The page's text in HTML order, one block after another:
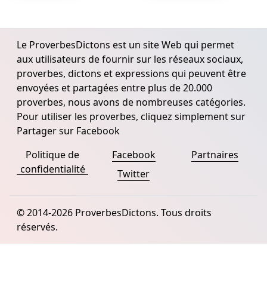
Le ProverbesDictons est un site Web qui permet
aux utilisateurs de fournir sur les réseaux sociaux,
proverbes, dictons et expressions qui peuvent être
envoyées et partagées entre plus de 20.000
proverbes, nous avons de nombreuses catégories.
Pour utiliser les proverbes, cliquez simplement sur
Partager sur Facebook
Politique de
confidentialité
Facebook
Twitter
Partnaires
© 2014-2026 ProverbesDictons. Tous droits
réservés.